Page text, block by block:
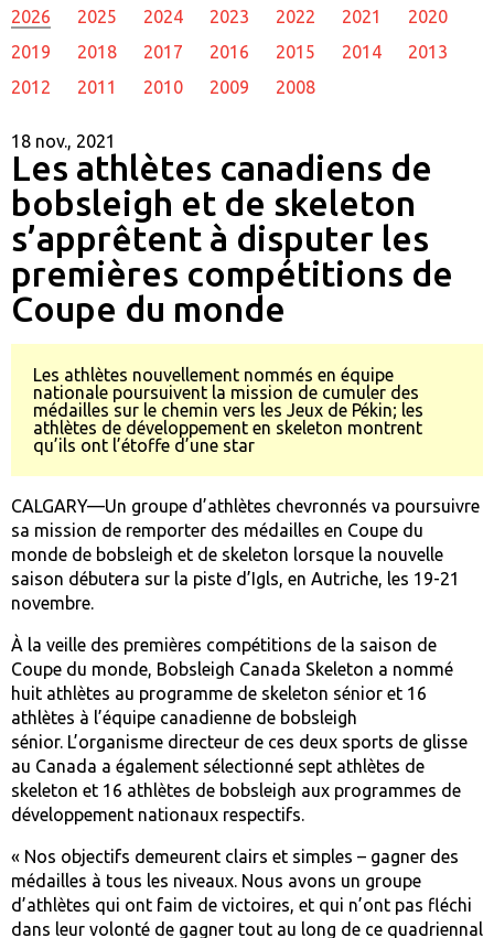
2026 2025 2024 2023 2022 2021
2020
2019
2018 2017 2016 2015 2014
2013
2012
2011 2010 2009 2008
18 nov., 2021
Les athlètes canadiens de
bobsleigh et de skeleton
s’apprêtent à disputer les
premières compétitions de
Coupe du monde
Les athlètes nouvellement nommés en équipe
nationale poursuivent la mission de cumuler des
médailles sur le chemin vers les Jeux de Pékin; les
athlètes de développement en skeleton montrent
qu’ils ont l’étoffe d’une star
CALGARY—Un groupe d’athlètes chevronnés va poursuivre
sa mission de remporter des médailles en Coupe du
monde de bobsleigh et de skeleton lorsque la nouvelle
saison débutera sur la piste d’Igls, en Autriche, les 19-21
novembre.
À la veille des premières compétitions de la saison de
Coupe du monde, Bobsleigh Canada Skeleton a nommé
huit athlètes au programme de skeleton sénior et 16
athlètes à l’équipe canadienne de bobsleigh
sénior. L’organisme directeur de ces deux sports de glisse
au Canada a également sélectionné sept athlètes de
skeleton et 16 athlètes de bobsleigh aux programmes de
développement nationaux respectifs.
« Nos objectifs demeurent clairs et simples – gagner des
médailles à tous les niveaux. Nous avons un groupe
d’athlètes qui ont faim de victoires, et qui n’ont pas fléchi
dans leur volonté de gagner tout au long de ce quadriennal